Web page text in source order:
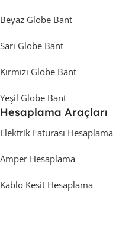
Beyaz Globe Bant
Sarı Globe Bant
Kırmızı Globe Bant
Yeşil Globe Bant
Hesaplama Araçları
Elektrik Faturası Hesaplama
Amper Hesaplama
Kablo Kesit Hesaplama